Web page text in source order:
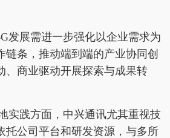
发展需进一步强化以企业需求为
链条，推动端到端的产业协同创
、商业驱动开展探索与成果转
实践方面，中兴通讯尤其重视技
托公司平台和研发资源，与多所